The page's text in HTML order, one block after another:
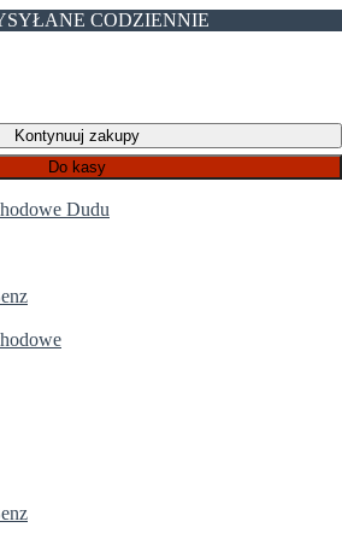
CODZIENNIE
Kontynuuj zakupy
Do kasy
Dudu